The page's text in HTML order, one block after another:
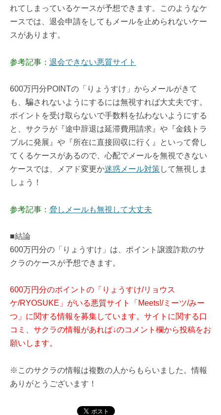
れてしまっているケースが予想できます。このようなケ
ースでは、退会申請をしてもメールを止められないケー
スがあります。
参考記事： 退会できない悪質サイト
600万円分POINTの「りょうすけ」からメールがきて
も、騙されないようにするには無視すれば大丈夫です。
ポイントを受け取らないで手数料を払わないようにする
と、サクラが『途中辞退は延滞費用請求』や『金銭トラ
ブルに発展』や『所在に直接回収に行く』といって脅し
てくるケースがあるので、心配でメールを無視できない
ケースでは、メアド変更か迷惑メール対策して無視しま
しょう！
参考記事： 脅しメールも無視して大丈夫
■結論
600万円分の「りょうすけ」は、ポイント譲渡詐欺のサ
クラのケースが予想できます。
600万円分のポイントの「りょうすけ/リョウス
ケ/RYOSUKE」がいる悪質サイト「Meets!/ミーツ/みー
つ」に関する情報を募集しています。サイトに関する口
コミ、サクラの情報があれば↓のコメント欄から投稿をお
願いします。
※このサクラの情報は複数の人からもらいました。情報
ありがとうございます！